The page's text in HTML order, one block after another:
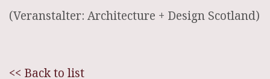
(Veranstalter: Architecture + Design Scotland)
<< Back to list